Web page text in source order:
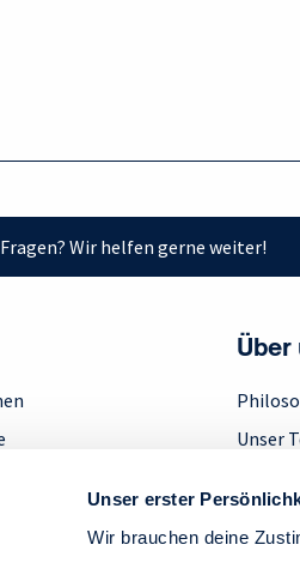
Unser erster
Wir brauchen deine
Wir helfen gerne weiter!
Über
Unser